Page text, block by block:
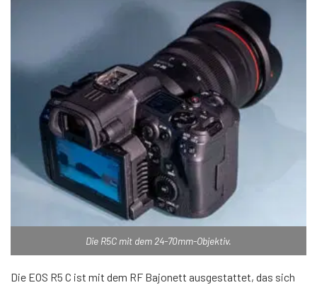
Die R5C mit dem 24-70mm-Objektiv.
Die EOS R5 C ist mit dem RF Bajonett ausgestattet, das sich